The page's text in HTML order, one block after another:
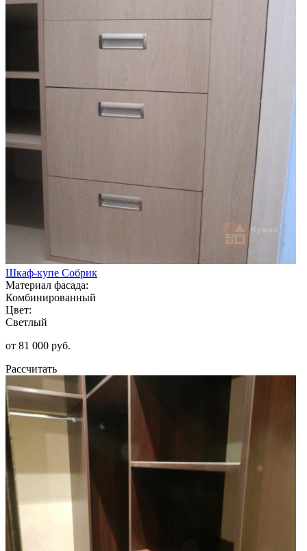
Шкаф-купе Собрик
Материал фасада:
Комбинированный
Цвет:
Светлый
от 81 000 руб.
Рассчитать